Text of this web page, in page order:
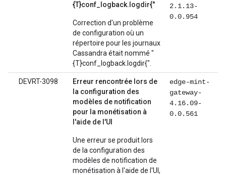
{T}conf_logback.logdir{"
Correction d'un problème
de configuration où un
répertoire pour les journaux
Cassandra était nommé "
{T}conf_logback.logdir{".
2.1.13-
0.0.954
DEVRT-3098
Erreur rencontrée lors de
la configuration des
modèles de notification
pour la monétisation à
l'aide de l'UI
Une erreur se produit lors
de la configuration des
modèles de notification de
monétisation à l'aide de l'UI,
edge-mint-
gateway-
4.16.09-
0.0.561